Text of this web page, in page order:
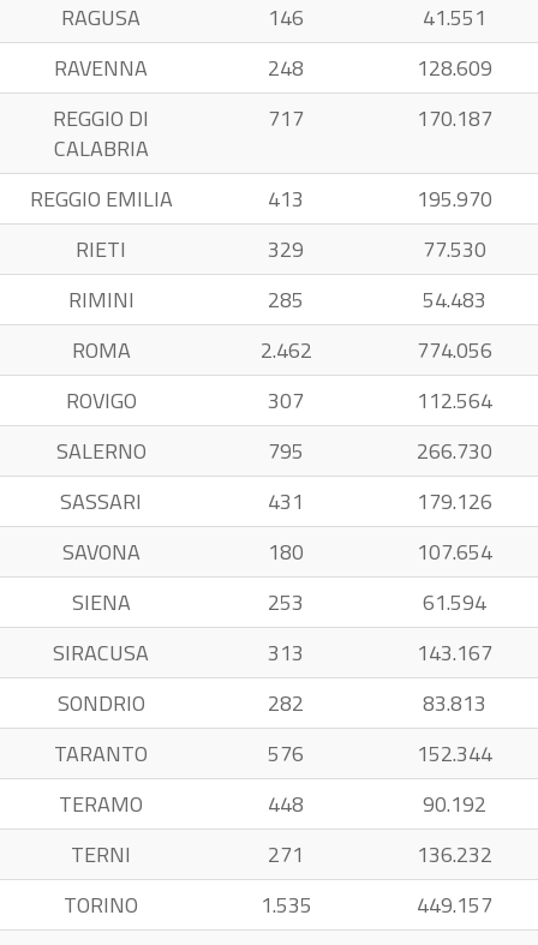
RAGUSA
146
41.551
RAVENNA
248
128.609
REGGIO DI
CALABRIA
717 170.187
REGGIO EMILIA 413
195.970
RIETI
329
77.530
RIMINI
285
54.483
ROMA
2.462
774.056
ROVIGO
307
112.564
SALERNO
795
266.730
SASSARI
431
179.126
SAVONA
180
107.654
SIENA
253
61.594
SIRACUSA
313
143.167
SONDRIO
282
83.813
TARANTO
576
152.344
TERAMO
448
90.192
TERNI
271
136.232
TORINO
1.535
449.157